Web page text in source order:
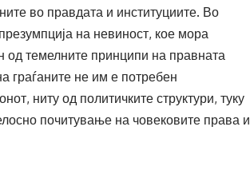
во правдата и институциите. Во
на невиност, кое мора
од темелните принципи на правната
граѓаните не им е потребен
ниту од политичките структури, туку
почитување на човековите права и